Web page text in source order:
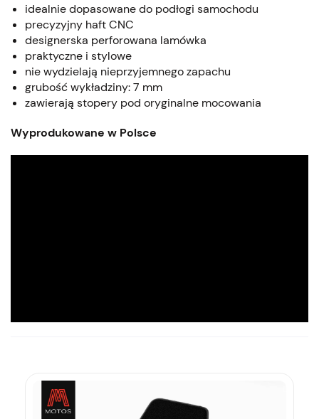
idealnie dopasowane do podłogi samochodu
precyzyjny haft CNC
designerska perforowana lamówka
praktyczne i stylowe
nie wydzielają nieprzyjemnego zapachu
grubość wykładziny: 7 mm
zawierają stopery pod oryginalne mocowania
Wyprodukowane w Polsce